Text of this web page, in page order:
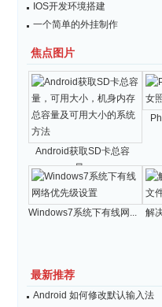
IOS开发环境搭建
一个简单的外挂制作
焦点图片
Android获取SD卡总容
量...
Windows7系统下有线网... 解
最新推荐
Android 如何修改默认输入法